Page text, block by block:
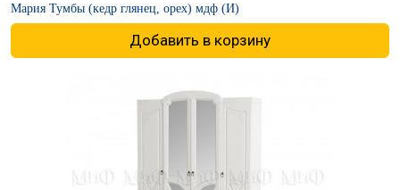
Мария Тумбы (кедр глянец, орех) мдф (И)
Добавить в корзину